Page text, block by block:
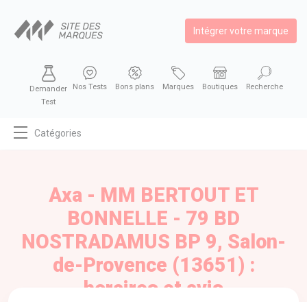
Intégrer votre marque
Demander
Test
Nos Tests Bons plans Marques Boutiques Recherche
Catégories
Axa - MM BERTOUT ET
BONNELLE - 79 BD
NOSTRADAMUS BP 9, Salon-
de-Provence (13651) :
horaires et avis